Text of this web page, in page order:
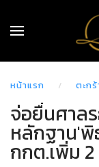
หน้าแรก ตะก
จ่อยื่นศาล
หลักฐาน'พิ
กกต.เพิ่ม 2